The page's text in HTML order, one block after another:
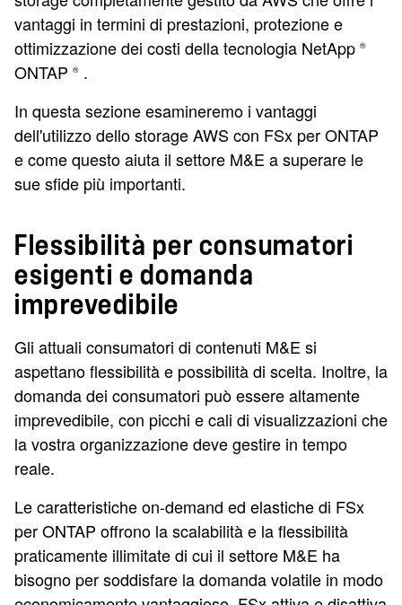
vantaggi in termini di prestazioni, protezione e
ottimizzazione dei costi della tecnologia NetApp ®
ONTAP ® .
In questa sezione esamineremo i vantaggi
dell'utilizzo dello storage AWS con FSx per ONTAP
e come questo aiuta il settore M&E a superare le
sue sfide più importanti.
Flessibilità per consumatori
esigenti e domanda
imprevedibile
Gli attuali consumatori di contenuti M&E si
aspettano flessibilità e possibilità di scelta. Inoltre, la
domanda dei consumatori può essere altamente
imprevedibile, con picchi e cali di visualizzazioni che
la vostra organizzazione deve gestire in tempo
reale.
Le caratteristiche on-demand ed elastiche di FSx
per ONTAP offrono la scalabilità e la flessibilità
praticamente illimitate di cui il settore M&E ha
bisogno per soddisfare la domanda volatile in modo